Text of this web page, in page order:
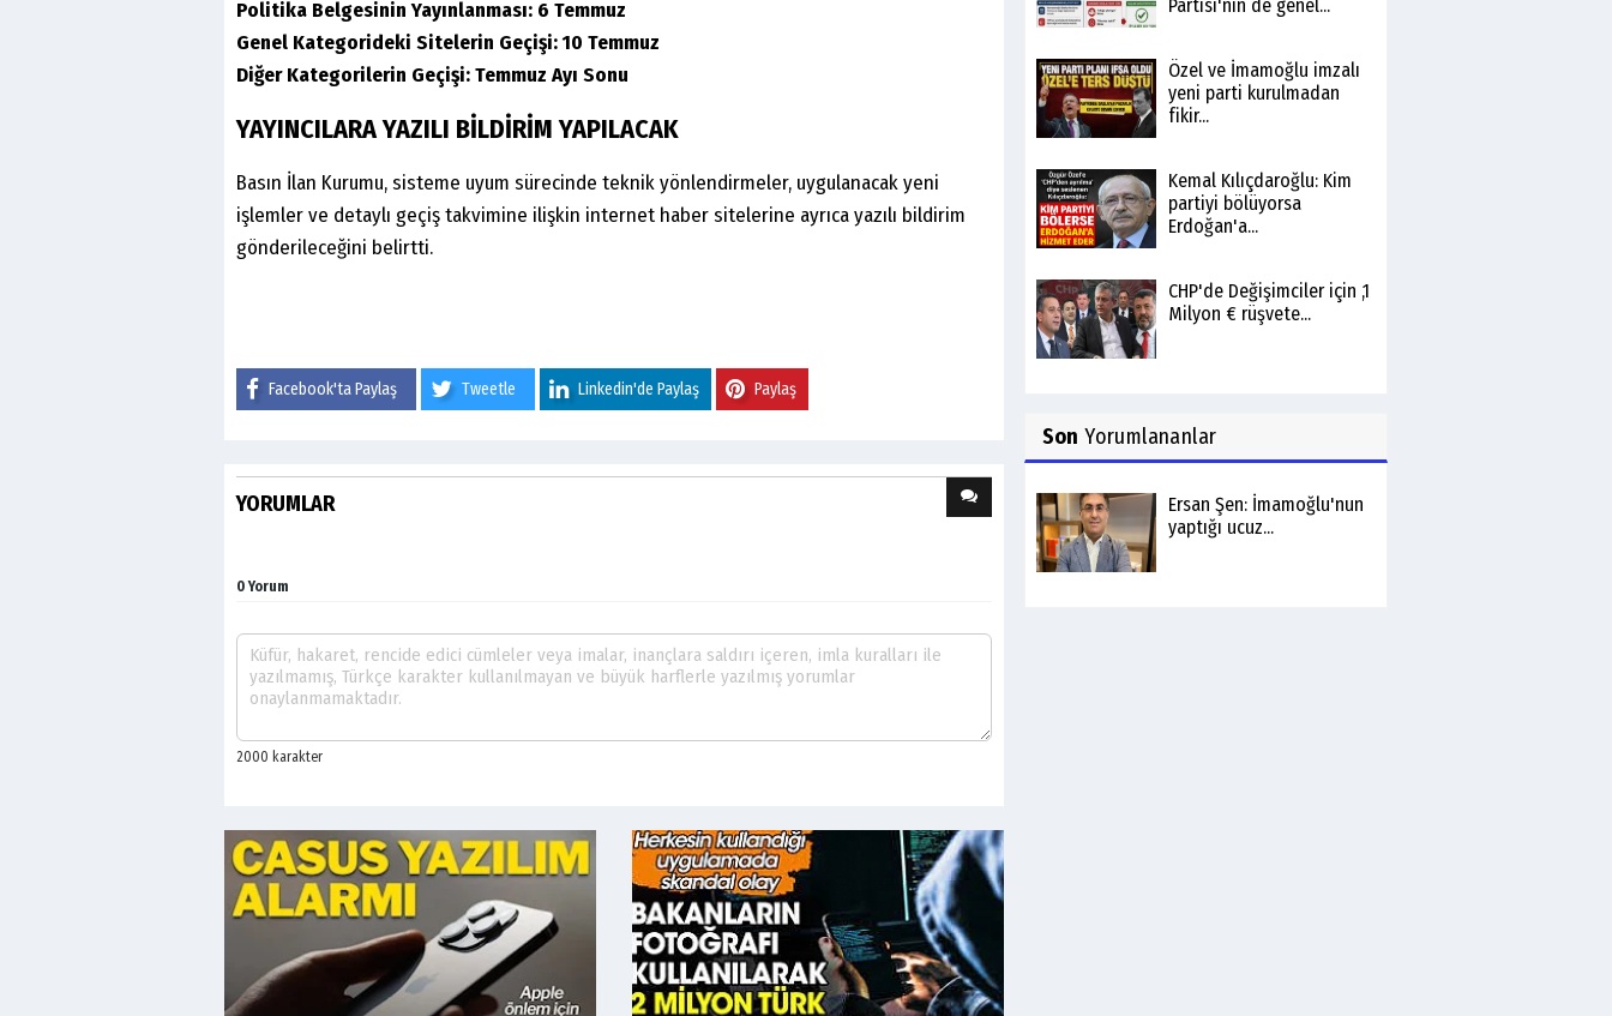
Politika Belgesinin Yayınlanması: 6 Temmuz
Genel Kategorideki Sitelerin Geçişi: 10 Temmuz
Diğer Kategorilerin Geçişi: Temmuz Ayı Sonu
YAYINCILARA YAZILI BİLDİRİM YAPILACAK
Basın İlan Kurumu, sisteme uyum sürecinde teknik yönlendirmeler, uygulanacak yeni
işlemler ve detaylı geçiş takvimine ilişkin internet haber sitelerine ayrıca yazılı bildirim
gönderileceğini belirtti.
Facebook'ta Paylaş Tweetle Linkedin'de Paylaş Paylaş
YORUMLAR
0 Yorum
Partisi'nin de genel...
Özel ve İmamoğlu imzalı
yeni parti kurulmadan
fikir...
Kemal Kılıçdaroğlu: Kim
partiyi bölüyorsa
Erdoğan'a...
CHP'de Değişimciler için ,1
Milyon € rüşvete...
Son Yorumlananlar
Ersan Şen: İmamoğlu'nun
yaptığı ucuz...